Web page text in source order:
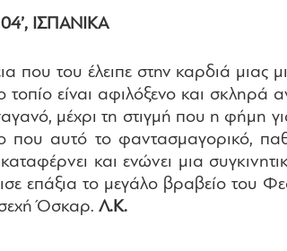
ΙΣΠΑΝΙΚΑ
που του έλειπε στην καρδιά μιας
είναι αφιλόξενο και
μέχρι τη στιγμή που η φήμη
που αυτό το φαντασμαγορικό,
και ενώνει μια
επάξια το μεγάλο βραβείο του
Όσκαρ.Λ.Κ.